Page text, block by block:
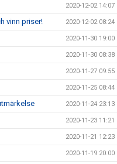
2020-12-02 14:07
vinn priser! 2020-12-02 08:24
2020-11-30 19:00
2020-11-30 08:38
2020-11-27 09:55
2020-11-25 08:44
2020-11-24 23:13
2020-11-23 11:21
2020-11-21 12:23
2020-11-19 20:00